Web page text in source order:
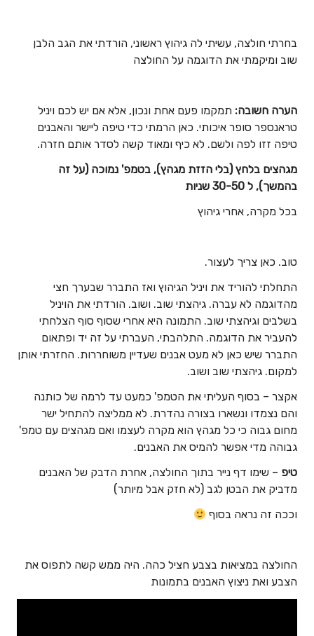
בחרתי חולצה, עשיתי לה גיהוץ ראשוני, הורדתי את הגב הלבן
שוב ומיקמתי את הדוגמה על החולצה
הערה חשובה: תמקמו פעם אחת ונכון, אלא אם יש לכם ויניל
טראנספר סופר איכותי. כאן הרמתי כדי טיפה ליישר והאבנים
טיפה זזו לפה ולשם. לא כיף ומאוד קשה לסדר אותם חזרה.
מגהצים בלחץ (בלי הזזת מגהץ), בטמפ' נמוכה (על זה
בהמשך), ל 30-50 שניות
בכל מקרה, אחרי גיהוץ
טוב. כאן צריך לעצור.
התחלתי להוריד את ויניל הגיהוץ ואז התברר שבערך חצי
מהדוגמה לא עברה. גיהצתי שוב. ושוב. הורדתי את הויניל
בשלבים וגיהצתי שוב. התמונה היא אחרי שסוף סוף הצלחתי
להעביר את הדוגמה. התלהבתי, העברתי על זה יד ופתאום
התברר שיש כאן לא מעט אבנים שעדיין משוחררות. החזרתי אותן
למקום. גיהצתי שוב ושוב.
אקצר – בסוף העליתי את הטמפ' כמעט עד לרמה של כותנה
והם נצמדו ונשארו בצורה נהדרת. לא ממליצה להתחיל ישר
מחום גבוה כי כל מגהץ הוא מקרה לעצמו ואם מגהצים עם טמפ'
גבוהה מדי אפשר להמיס את האבנים.
טיפ – שימו דף נייר בתוך החולצה, אחרת הדבק של האבנים
מדביק את הבטן לגב (לא חזק אבל מיותר)
וככה זה נראה בסוף
החולצה במציאות בצבע חציל כהה. היה ממש קשה לתפוס את
הצבע ואת ניצוץ האבנים בתמונות